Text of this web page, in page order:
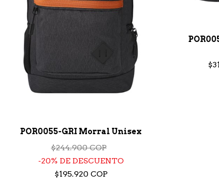
POR0055-GRI Morral Unisex
$244.900 COP
20% DE DESCUENTO
$195.920 COP